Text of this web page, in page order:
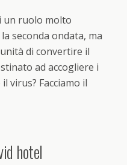
un ruolo molto
seconda ondata, ma
di convertire il
ad accogliere i
virus? Facciamo il
hotel